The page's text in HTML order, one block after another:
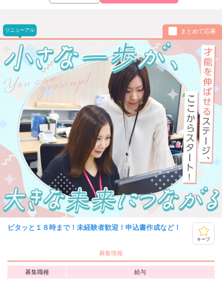
リニューアル まとめて応募
ピタッと１８時まで！未経験者歓迎！申込書作成など！
キープ
募集情報
募集職種
給与